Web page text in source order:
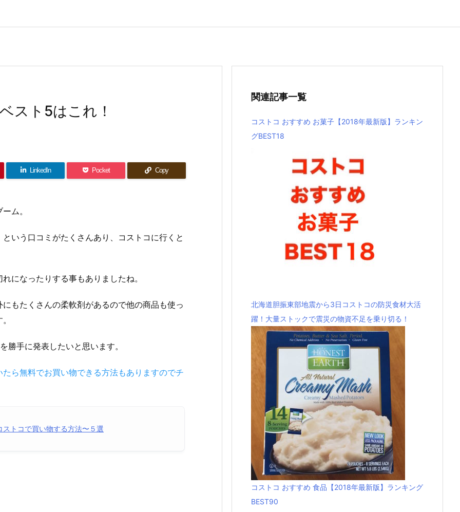
スト5はこれ！
LinkedIn Pocket Copy
ム。
いう口コミがたくさんあり、コストコに行くと
になったりする事もありましたね。
もたくさんの柔軟剤があるので他の商品も使っ
勝手に発表したいと思います。
ら無料でお買い物できる方法もありますのでチ
トコで買い物する方法〜５選
関連記事一覧
コストコ おすすめ お菓子【2018年最新版】ランキン
グBEST18
北海道胆振東部地震から3日コストコの防災食材大活
躍！大量ストックで震災の物資不足を乗り切る！
コストコ おすすめ 食品【2018年最新版】ランキング
BEST90